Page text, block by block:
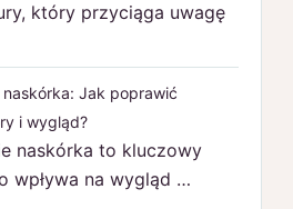
który przyciąga uwagę
naskórka: Jak poprawić
i wygląd?
naskórka to kluczowy
wpływa na wygląd …